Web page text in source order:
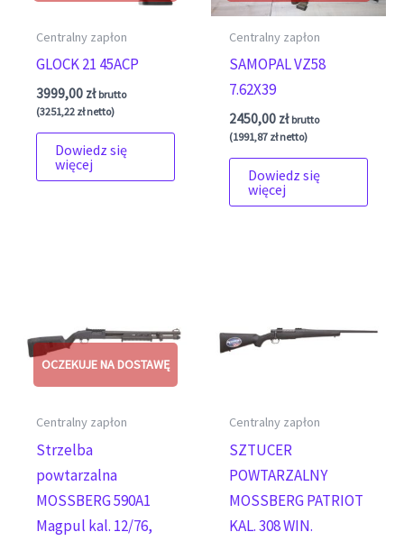
Centralny zapłon
GLOCK 21 45ACP
3999,00 zł brutto
(3251,22 złnetto)
Dowiedz się
więcej
Centralny zapłon
SAMOPAL VZ58
7.62X39
2450,00 zł brutto
(1991,87 złnetto)
Dowiedz się
więcej
Centralny zapłon
Strzelba
powtarzalna
MOSSBERG 590A1
Magpul kal. 12/76,
Centralny zapłon
SZTUCER
POWTARZALNY
MOSSBERG PATRIOT
KAL. 308 WIN.